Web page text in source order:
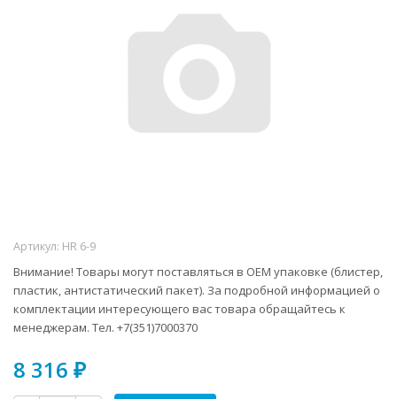
Артикул: HR 6-9
Внимание! Товары могут поставляться в ОЕМ упаковке (блистер,
пластик, антистатический пакет). За подробной информацией о
комплектации интересующего вас товара обращайтесь к
менеджерам. Тел. +7(351)7000370
8 316 ₽